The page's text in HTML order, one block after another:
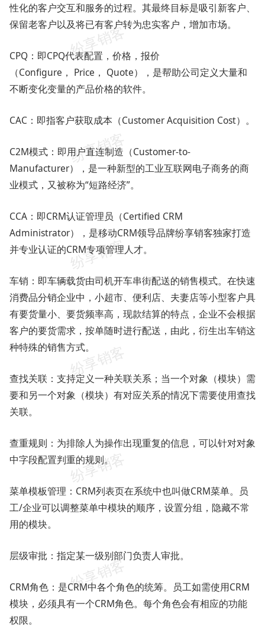
性化的客户交互和服务的过程。其最终目标是吸引新客户、
保留老客户以及将已有客户转为忠实客户，增加市场。
CPQ：即CPQ代表配置，价格，报价
（Configure， Price， Quote），是帮助公司定义大量和
不断变化变量的产品价格的软件。
CAC：即指客户获取成本（Customer Acquisition Cost）。
C2M模式：即用户直连制造（Customer-to-
Manufacturer），是一种新型的工业互联网电子商务的商
业模式，又被称为“短路经济”。
CCA：即CRM认证管理员（Certified CRM
Administrator），是移动CRM领导品牌纷享销客独家打造
并专业认证的CRM专项管理人才。
车销：即车辆载货由司机开车串街配送的销售模式。在快速
消费品分销企业中，小超市、便利店、夫妻店等小型客户具
有要货量小、要货频率高，现款结算的特点，企业不会根据
客户的要货需求，按单随时进行配送，由此，衍生出车销这
种特殊的销售方式。
查找关联：支持定义一种关联关系；当一个对象（模块）需
要和另一个对象（模块）有对应关系的情况下需要使用查找
关联。
查重规则：为排除人为操作出现重复的信息，可以针对对象
中字段配置判重的规则。
菜单模板管理：CRM列表页在系统中也叫做CRM菜单。员
工/企业可以调整菜单中模块的顺序，设置分组，隐藏不常
用的模块。
层级审批：指定某一级别部门负责人审批。
CRM角色：是CRM中各个角色的统筹。员工如需使用CRM
模块，必须具有一个CRM角色。每个角色会有相应的功能
权限。